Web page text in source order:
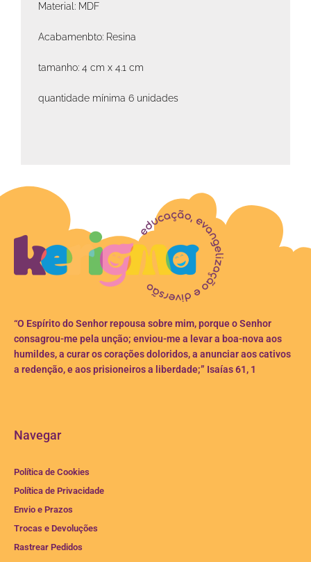
Material: MDF
Acabamenbto: Resina
tamanho: 4 cm x 4.1 cm
quantidade mínima 6 unidades
“O Espírito do Senhor repousa sobre mim, porque o Senhor
consagrou-me pela unção; enviou-me a levar a boa-nova aos
humildes, a curar os corações doloridos, a anunciar aos cativos
a redenção, e aos prisioneiros a liberdade;” Isaías 61, 1
Navegar
Política de Cookies
Política de Privacidade
Envio e Prazos
Trocas e Devoluções
Rastrear Pedidos